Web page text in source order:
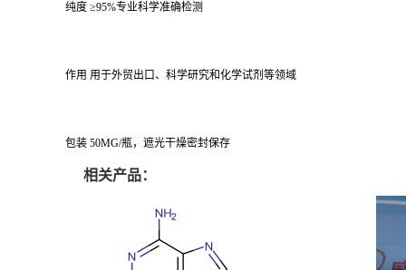
纯度 ≥95%专业科学准确检测
作用 用于外贸出口、科学研究和化学试剂等领域
包装 50MG/瓶，遮光干燥密封保存
相关产品：